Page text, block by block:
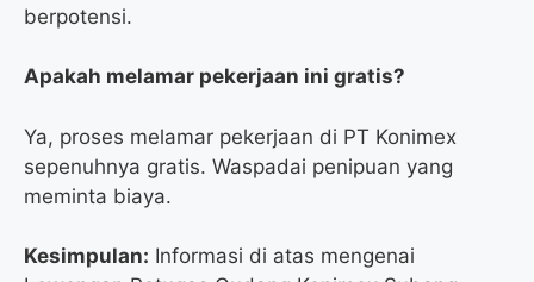
berpotensi.
Apakah melamar pekerjaan ini gratis?
Ya, proses melamar pekerjaan di PT Konimex
sepenuhnya gratis. Waspadai penipuan yang
meminta biaya.
Kesimpulan: Informasi di atas mengenai